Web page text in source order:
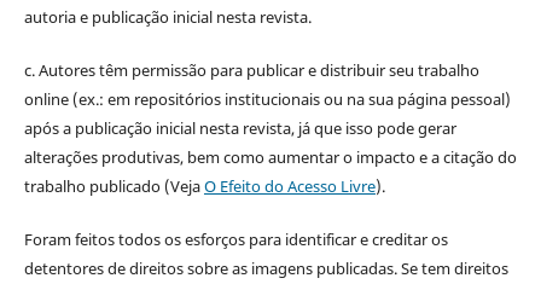
autoria e publicação inicial nesta revista.
c. Autores têm permissão para publicar e distribuir seu trabalho
online (ex.: em repositórios institucionais ou na sua página pessoal)
após a publicação inicial nesta revista, já que isso pode gerar
alterações produtivas, bem como aumentar o impacto e a citação do
trabalho publicado (VejaO Efeito do Acesso Livre).
Foram feitos todos os esforços para identificar e creditar os
detentores de direitos sobre as imagens publicadas. Se tem direitos